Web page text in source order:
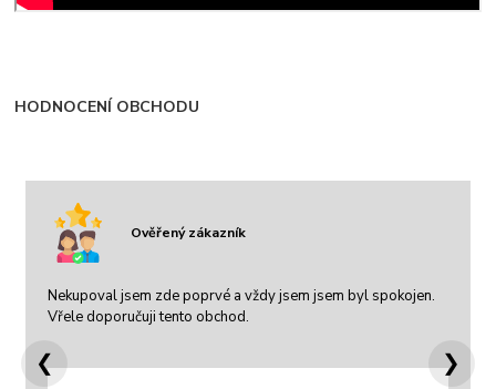
HODNOCENÍ OBCHODU
Ověřený zákazník
Nekupoval jsem zde poprvé a vždy jsem jsem byl spokojen.
Vřele doporučuji tento obchod.
❮ ❯